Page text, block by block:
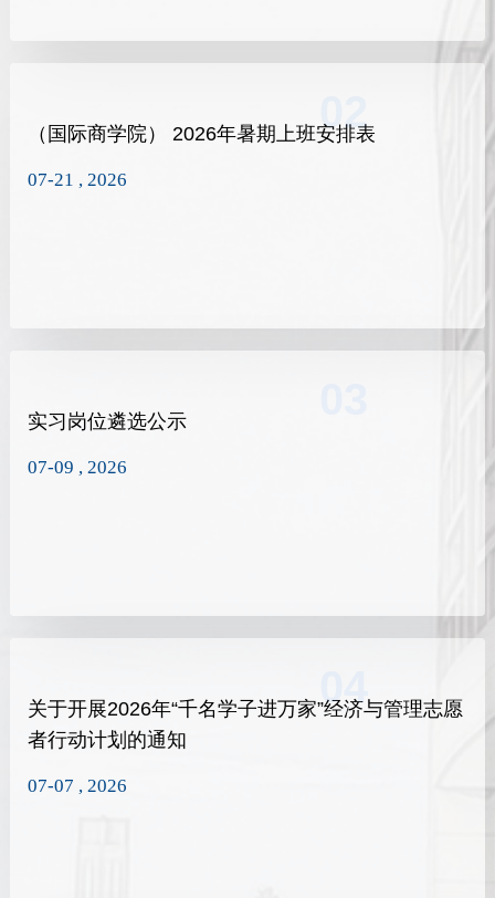
02
（国际商学院） 2026年暑期上班安排表
07-21 , 2026
实习岗位遴选公示
07-09 , 2026
04
关于开展2026年“千名学子进万家”经济与管理志愿
者行动计划的通知
07-07 , 2026